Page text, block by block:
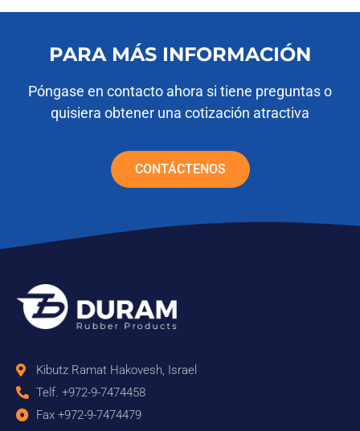
PARA MÁS INFORMACIÓN
Póngase en contacto ahora si tiene preguntas o
quisiera obtener una cotización atractiva
CONTÁCTENOS
Kibutz Ramat Hakovesh, Israel
Telf. +972-9-7474458
Fax +972-9-7474479